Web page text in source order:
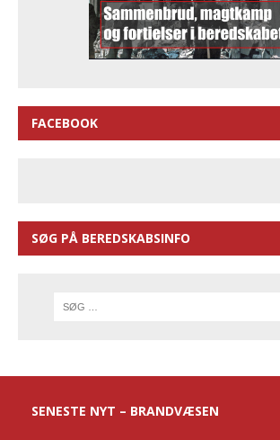
FACEBOOK
SØG PÅ BEREDSKABSINFO
SENESTE NYT – BRANDVÆSEN